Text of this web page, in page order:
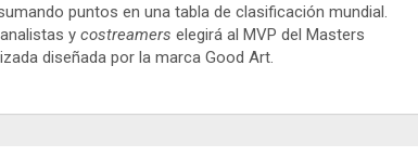
puntos en una tabla de clasificación mundial.
y costreamers elegirá al MVP del Masters
diseñada por la marca Good Art.